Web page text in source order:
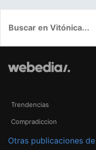
Trendencias
Compradiccion
Otras publicaciones